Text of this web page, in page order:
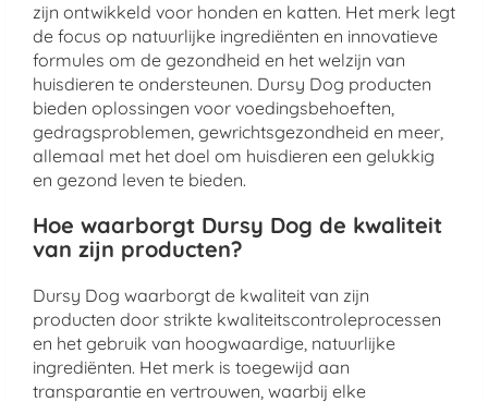
zijn ontwikkeld voor honden en katten. Het merk legt
de focus op natuurlijke ingrediënten en innovatieve
formules om de gezondheid en het welzijn van
huisdieren te ondersteunen. Dursy Dog producten
bieden oplossingen voor voedingsbehoeften,
gedragsproblemen, gewrichtsgezondheid en meer,
allemaal met het doel om huisdieren een gelukkig
en gezond leven te bieden.
Hoe waarborgt Dursy Dog de kwaliteit
van zijn producten?
Dursy Dog waarborgt de kwaliteit van zijn
producten door strikte kwaliteitscontroleprocessen
en het gebruik van hoogwaardige, natuurlijke
ingrediënten. Het merk is toegewijd aan
transparantie en vertrouwen, waarbij elke